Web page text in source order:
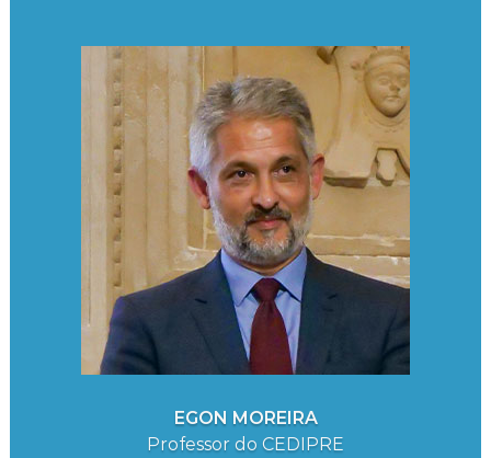
EGON MOREIRA
Professor do CEDIPRE